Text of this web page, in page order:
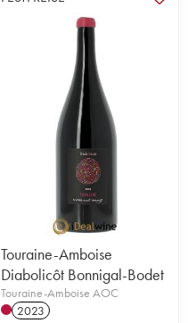
Touraine-Amboise
Diabolicôt Bonnigal-Bodet
Touraine-Amboise AOC
2023